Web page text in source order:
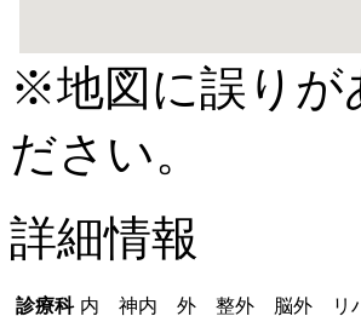
※地図に誤りが
ださい。
詳細情報
診療科 内 神内 外 整外 脳外 リハ